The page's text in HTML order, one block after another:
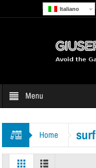
Italiano
Menu
Home surf